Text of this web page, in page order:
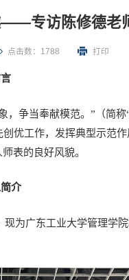
——专访陈修德老
点击数： 1788 打印
争当奉献模范。”（简
优工作，发挥典型示范
表的良好风貌。
介
为广东工业大学管理学